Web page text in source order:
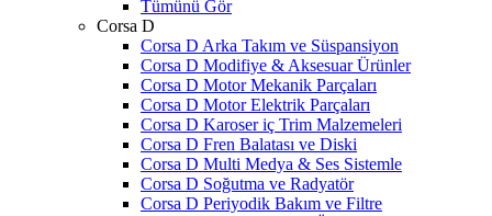
Tümünü Gör
Corsa D
Corsa D Arka Takım ve Süspansiyon
Corsa D Modifiye & Aksesuar Ürünler
Corsa D Motor Mekanik Parçaları
Corsa D Motor Elektrik Parçaları
Corsa D Karoser iç Trim Malzemeleri
Corsa D Fren Balatası ve Diski
Corsa D Multi Medya & Ses Sistemle
Corsa D Soğutma ve Radyatör
Corsa D Periyodik Bakım ve Filtre